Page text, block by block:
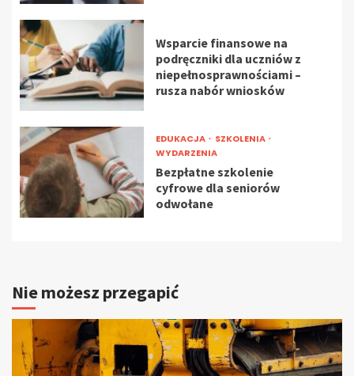
Wsparcie finansowe na
podręczniki dla uczniów z
niepełnosprawnościami –
rusza nabór wniosków
EDUKACJA
SZKOLENIA
WYDARZENIA
Bezpłatne szkolenie
cyfrowe dla seniorów
odwołane
Nie możesz przegapić